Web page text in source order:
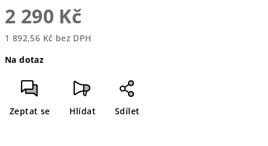
2 290 Kč
1 892,56 Kč bez DPH
cena:
Na dotaz
Zeptat se Hlídat Sdílet